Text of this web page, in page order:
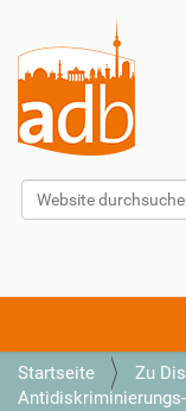
Website durchsuchen
k
Startseite
Zu